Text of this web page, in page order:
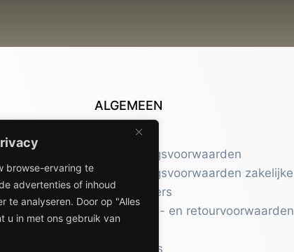
browse-ervaring te
advertenties of inhoud
te analyseren. Door op "Alles
u in met ons gebruik van
ALGEMEEN
Contact
Leveringsvoorwaarden
Leveringsvoorwaarden zakelijke
gebruikers
Verzend- en retourvoorwaarden
Over ons